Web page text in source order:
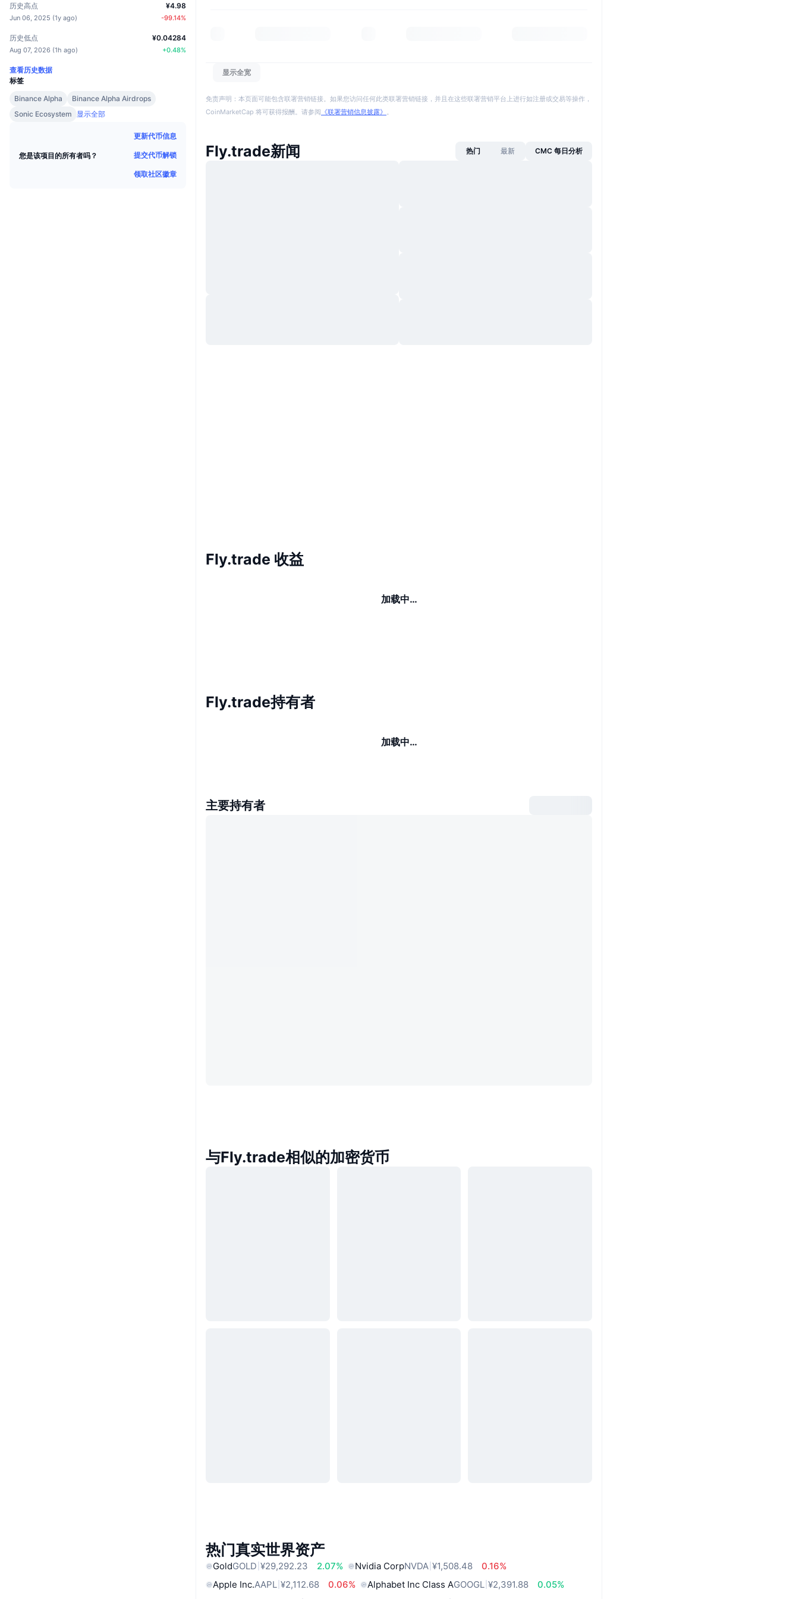
历史高点
Jun 06, 2025 (1y ago)
¥4.98
-99.14%
历史低点
Aug 07, 2026 (1h ago)
¥0.04284
+0.48%
查看历史数据
标签
Binance Alpha
Binance Alpha Airdrops
Sonic Ecosystem
显示全部
您是该项目的所有者吗？
更新代币信息
提交代币解锁
领取社区徽章
显示全宽
免责声明：本页面可能包含联署营销链接。如果您访问任何此类联署营销链接，并且在这些联署营销平台上进行如注册或交易等操作，
CoinMarketCap 将可获得报酬。请参阅 《联署营销信息披露》 。
Fly.trade新闻 热门 最新 CMC 每日分析
Fly.trade 收益
加载中…
Fly.trade持有者
加载中…
主要持有者
与Fly.trade相似的加密货币
热门真实世界资产
GoldGOLD ¥29,292.23 2.07% Nvidia CorpNVDA ¥1,508.48
0.16%
Apple Inc.AAPL ¥2,112.68 0.06% Alphabet Inc Class AGOOGL ¥2,391.88
0.05%